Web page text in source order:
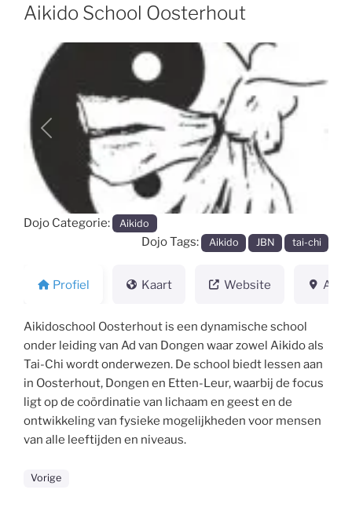
Aikido School Oosterhout
Vorige
Dojo Categorie: Aikido
Dojo Tags: Aikido JBN tai-chi
Profiel Kaart Website
Aikidoschool Oosterhout is een dynamische school
onder leiding van Ad van Dongen waar zowel Aikido als
Tai-Chi wordt onderwezen. De school biedt lessen aan
in Oosterhout, Dongen en Etten-Leur, waarbij de focus
ligt op de coördinatie van lichaam en geest en de
ontwikkeling van fysieke mogelijkheden voor mensen
van alle leeftijden en niveaus.
Vorige